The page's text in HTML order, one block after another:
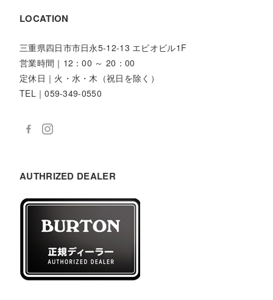
LOCATION
三重県四日市市日永5-12-13 エビオビル1F
営業時間｜12：00 ～ 20：00
定休日｜火・水・木（祝日を除く）
TEL｜059-349-0550
AUTHRIZED DEALER